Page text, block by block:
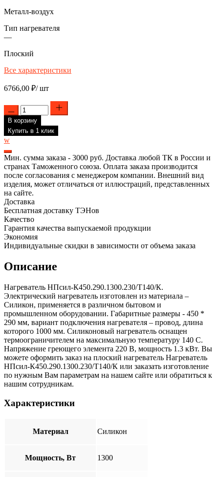
Металл-воздух
Тип нагревателя
—
Плоский
Все характеристики
6766,00 ₽/ шт
Количество
товара
Нагреватель
НПсил-
К450.290.1300.230/T140/
К
В корзину
Купить в 1 клик
w
Мин. сумма заказа - 3000 руб. Доставка любой ТК в России и
странах Таможенного союза. Оплата заказа производится
после согласования с менеджером компании. Внешний вид
изделия, может отличаться от иллюстраций, представленных
на сайте.
Доставка
Бесплатная доставку ТЭНов
Качество
Гарантия качества выпускаемой продукции
Экономия
Индивидуальные скидки в зависимости от объема заказа
Описание
Нагреватель НПсил-К450.290.1300.230/T140/К.
Электрический нагреватель изготовлен из материала –
Силикон, применяется в различном бытовом и
промышленном оборудовании. Габаритные размеры - 450 *
290 мм, вариант подключения нагревателя – провод, длина
которого 1000 мм. Силиконовый нагреватель оснащен
термоограничителем на максимальную температуру 140 С.
Напряжение греющего элемента 220 В, мощность 1.3 кВт. Вы
можете оформить заказ на плоский нагреватель Нагреватель
НПсил-К450.290.1300.230/T140/К или заказать изготовление
по нужным Вам параметрам на нашем сайте или обратиться к
нашим сотрудникам.
Характеристики
Материал Силикон
Мощность, Вт 1300